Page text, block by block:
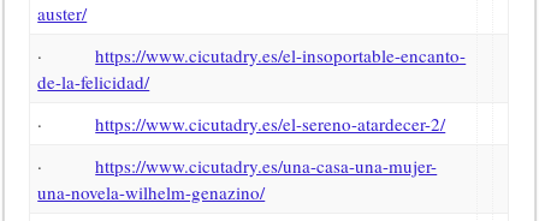
auster/
·https://www.cicutadry.es/el-insoportable-encanto-
de-la-felicidad/
·https://www.cicutadry.es/el-sereno-atardecer-2/
·https://www.cicutadry.es/una-casa-una-mujer-
una-novela-wilhelm-genazino/